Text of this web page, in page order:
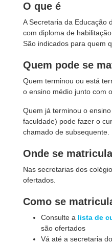
O que é
A Secretaria da Educação
com diploma de
São indicados para quem
Quem pode se
Quem terminou ou está
o ensino médio junto com
Quem já terminou o
faculdade) pode fazer o
chamado de subsequente.
Onde se
Nas secretarias dos
ofertados.
Como se
Consulte a lista de
são ofertados
Vá até a secretaria